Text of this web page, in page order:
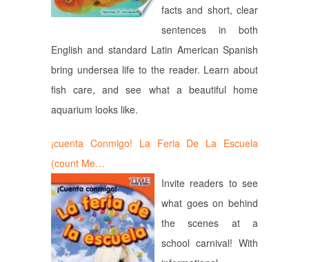
facts and short, clear
sentences in both
English and standard Latin American Spanish
bring undersea life to the reader. Learn about
fish care, and see what a beautiful home
aquarium looks like.
¡cuenta Conmigo! La Feria De La Escuela
(count Me…
Invite readers to see
what goes on behind
the scenes at a
school carnival! With